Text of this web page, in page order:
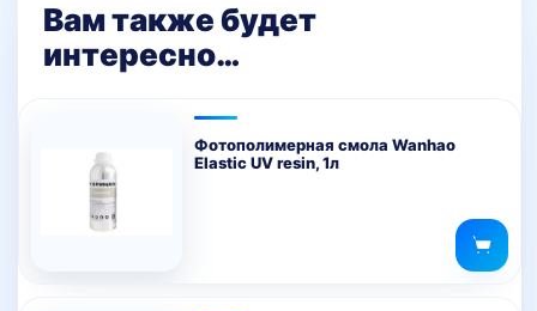
Вам также будет
интересно…
Фотополимерная смола Wanhao
Elastic UV resin, 1л